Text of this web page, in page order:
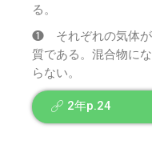
る。
❶ それぞれの気体が
質である。混合物に
らない。
2年p.24